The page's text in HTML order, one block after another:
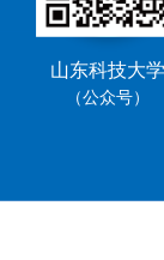
山东科技大学
（公众号）